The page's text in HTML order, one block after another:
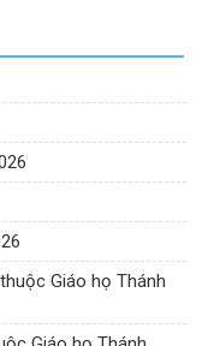
Giáo họ Thánh